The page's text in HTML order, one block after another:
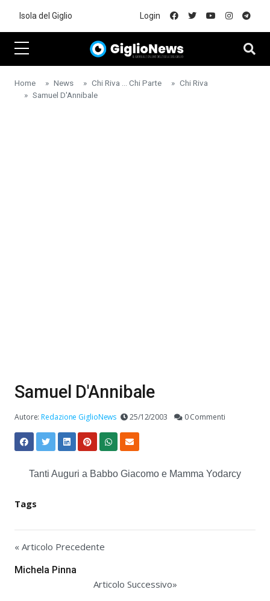
Isola del Giglio Login
Home News Chi Riva ... Chi Parte
Chi Riva
Samuel D'Annibale
Samuel D'Annibale
Autore:Redazione GiglioNews 25/12/2003 0 Commenti
Tanti Auguri a Babbo Giacomo e Mamma Yodarcy
Tags
« Articolo Precedente
Michela Pinna
Articolo Successivo»